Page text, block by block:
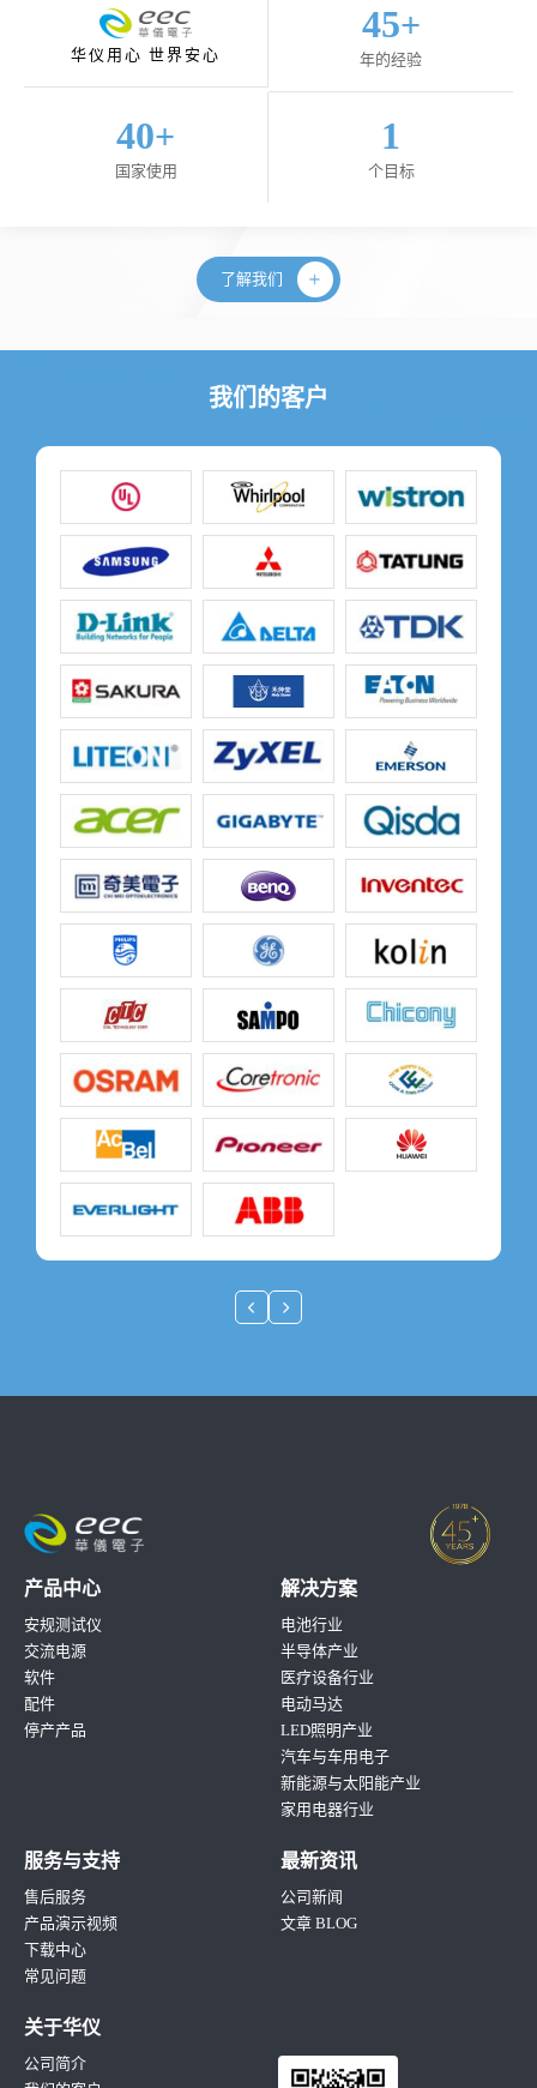
华仪用心 世界安心
45+
年的经验
40+
国家使用
1
个目标
了解我们
我们的客户
产品中心
安规测试仪
交流电源
软件
配件
停产产品
解决方案
电池行业
半导体产业
医疗设备行业
电动马达
LED照明产业
汽车与车用电子
新能源与太阳能产业
家用电器行业
服务与支持
售后服务
产品演示视频
下载中心
常见问题
最新资讯
公司新闻
文章 BLOG
关于华仪
公司简介